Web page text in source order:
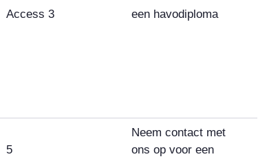
Access 3 een havodiploma
5
Neem contact met
ons op voor een